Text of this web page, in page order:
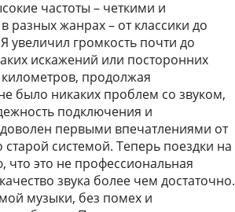
частоты – четкими и
жанрах – от классики до
увеличил громкость почти до
искажений или посторонних
продолжая
было никаких проблем со звуком,
подключения и
первыми впечатлениями от
системой. Теперь поездки на
это не профессиональная
звука более чем достаточно.
музыки, без помех и